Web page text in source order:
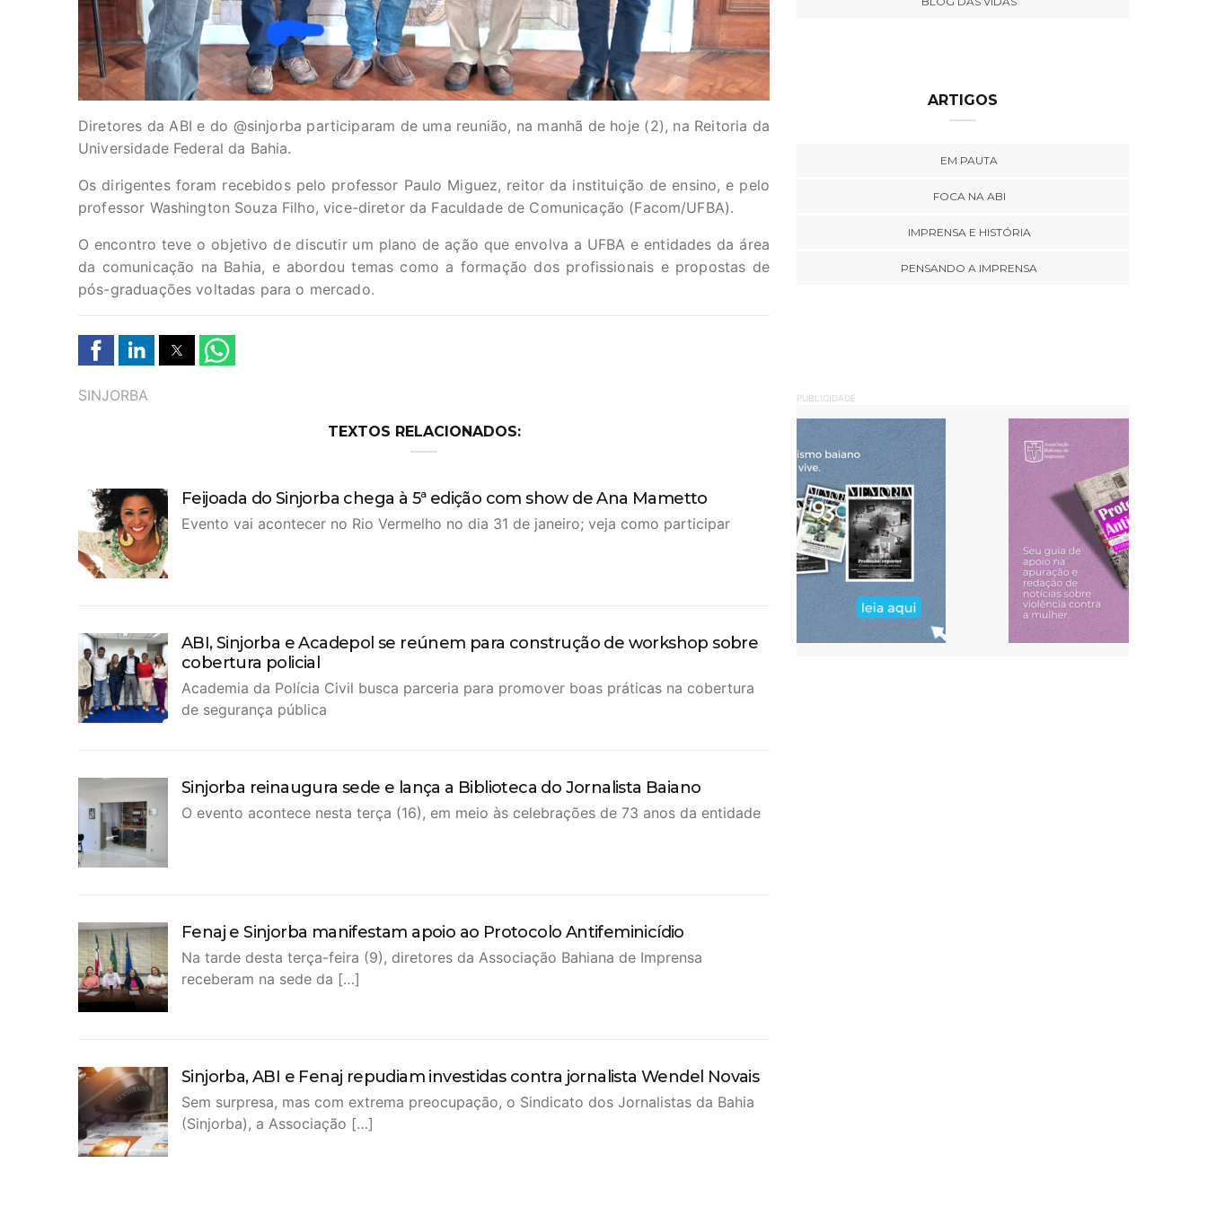
Diretores da ABI e do @sinjorba participaram de uma reunião, na manhã de hoje (2), na Reitoria da
Universidade Federal da Bahia.
Os dirigentes foram recebidos pelo professor Paulo Miguez, reitor da instituição de ensino, e pelo
professor Washington Souza Filho, vice-diretor da Faculdade de Comunicação (Facom/UFBA).
O encontro teve o objetivo de discutir um plano de ação que envolva a UFBA e entidades da área
da comunicação na Bahia, e abordou temas como a formação dos profissionais e propostas de
pós-graduações voltadas para o mercado.
TAGS
SINJORBA
TEXTOS RELACIONADOS:
Feijoada do Sinjorba chega à 5ª edição com show de Ana Mametto
Evento vai acontecer no Rio Vermelho no dia 31 de janeiro; veja como participar
ABI, Sinjorba e Acadepol se reúnem para construção de workshop sobre
cobertura policial
Academia da Polícia Civil busca parceria para promover boas práticas na cobertura
de segurança pública
Sinjorba reinaugura sede e lança a Biblioteca do Jornalista Baiano
O evento acontece nesta terça (16), em meio às celebrações de 73 anos da entidade
Fenaj e Sinjorba manifestam apoio ao Protocolo Antifeminicídio
Na tarde desta terça-feira (9), diretores da Associação Bahiana de Imprensa
receberam na sede da […]
Sinjorba, ABI e Fenaj repudiam investidas contra jornalista Wendel Novais
Sem surpresa, mas com extrema preocupação, o Sindicato dos Jornalistas da Bahia
(Sinjorba), a Associação […]
ARTIGOS
EM PAUTA
FOCA NA ABI
IMPRENSA E HISTÓRIA
PENSANDO A IMPRENSA
PUBLICIDADE